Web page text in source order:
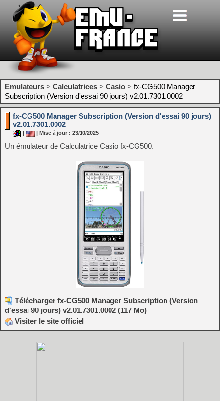
Emulateurs > Calculatrices > Casio > fx-CG500 Manager
Subscription (Version d'essai 90 jours) v2.01.7301.0002
fx-CG500 Manager Subscription (Version d'essai 90 jours)
v2.01.7301.0002
| Mise à jour : 23/10/2025
Un émulateur de Calculatrice Casio fx-CG500.
Télécharger fx-CG500 Manager Subscription (Version
d'essai 90 jours) v2.01.7301.0002 (117 Mo)
Visiter le site officiel